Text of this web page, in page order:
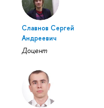
Славнов Сергей
Андреевич
Доцент